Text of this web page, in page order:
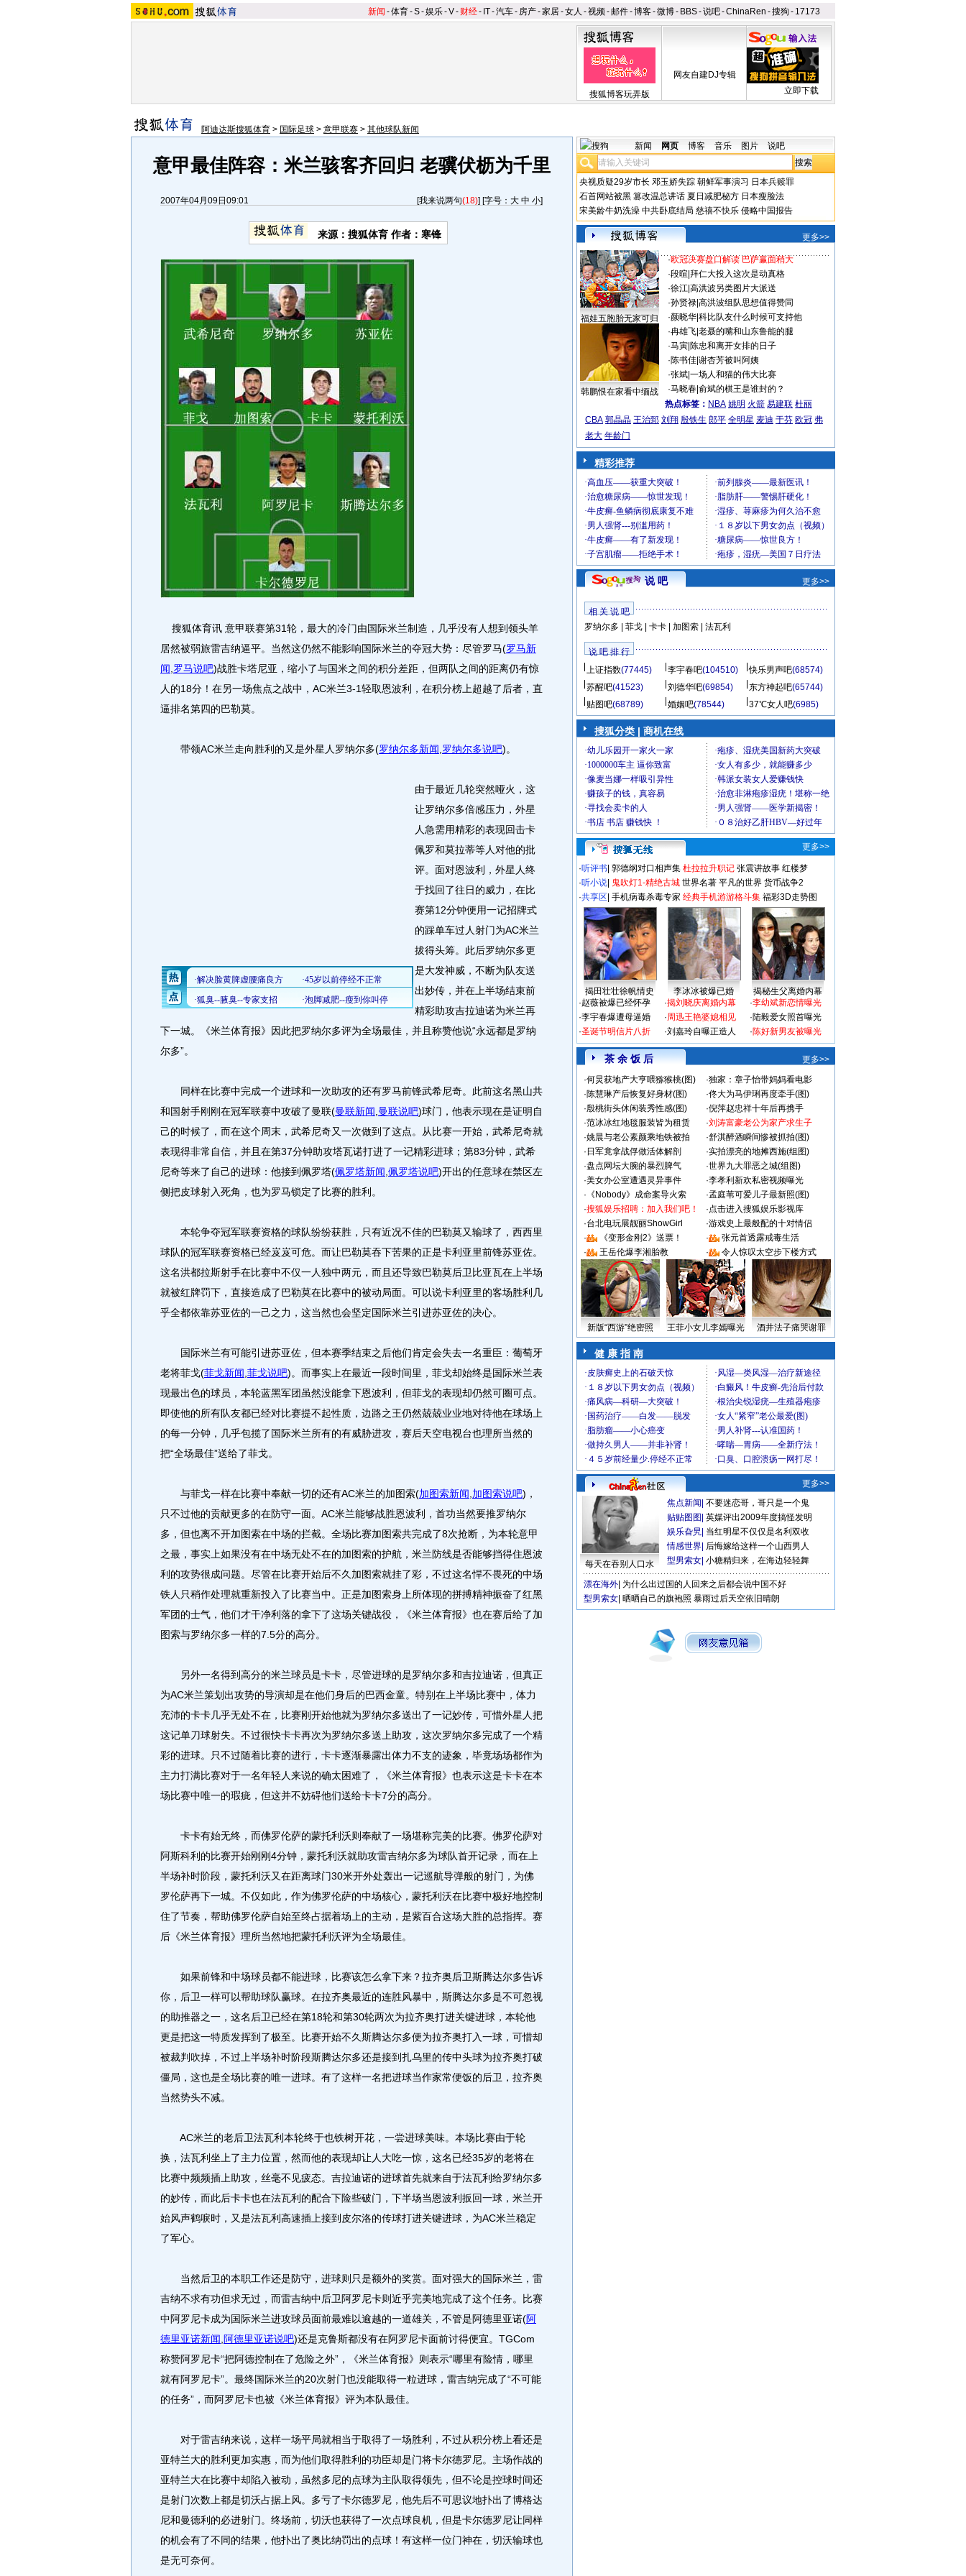
新闻 -体育-S-娱乐-V- 财经- IT-汽车- 房产-家居-女人 -视频-邮件-博客-微博- BBS-说吧-ChinaRen -搜狗 - 17173
搜狐博客玩弄版
网友自建DJ专辑
立即下载
阿迪达斯搜狐体育 > 国际足球 > 意甲联赛 > 其他球队新闻
意甲最佳阵容：米兰骇客齐回归 老骥伏枥为千里
2007年04月09日09:01 [我来说两句(18)] [字号： 大 中 小]
来源：搜狐体育 作者：寒锋
搜狐体育讯 意甲联赛第31轮，最大的冷门由国际米兰制造，几乎没有人想到领头羊
居然被弱旅雷吉纳逼平。当然这仍然不能影响国际米兰的夺冠大势：尽管罗马(罗马新
闻 罗马说吧)战胜卡塔尼亚，缩小了与国米之间的积分差距，但两队之间的距离仍有惊
人的18分！在另一场焦点之战中，AC米兰3-1轻取恩波利，在积分榜上超越了后者，直
逼排名第四的巴勒莫。
带领AC米兰走向胜利的又是外星人罗纳尔多(罗纳尔多新闻 罗纳尔多说吧)。
由于最近几轮突然哑火，这
让罗纳尔多倍感压力，外星
人急需用精彩的表现回击卡
佩罗和莫拉蒂等人对他的批
评。面对恩波利，外星人终
于找回了往日的威力，在比
赛第12分钟便用一记招牌式
的踩单车过人射门为AC米兰
拔得头筹。此后罗纳尔多更
是大发神威，不断为队友送
出妙传，并在上半场结束前
精彩助攻吉拉迪诺为米兰再
下一城。《米兰体育报》因此把罗纳尔多评为全场最佳，并且称赞他说“永远都是罗纳
尔多”。
同样在比赛中完成一个进球和一次助攻的还有罗马前锋武希尼奇。此前这名黑山共
和国射手刚刚在冠军联赛中攻破了曼联(曼联新闻 曼联说吧)球门，他表示现在是证明自
己的时候了，而在这个周末，武希尼奇又一次做到了这点。从比赛一开始，武希尼奇就
表现得非常自信，并且在第37分钟助攻塔瓦诺打进了一记精彩进球；第83分钟，武希
尼奇等来了自己的进球：他接到佩罗塔(佩罗塔新闻 佩罗塔说吧)开出的任意球在禁区左
侧把皮球射入死角，也为罗马锁定了比赛的胜利。
本轮争夺冠军联赛资格的球队纷纷获胜，只有近况不佳的巴勒莫又输球了，西西里
球队的冠军联赛资格已经岌岌可危。而让巴勒莫吞下苦果的正是卡利亚里前锋苏亚佐。
这名洪都拉斯射手在比赛中不仅一人独中两元，而且还导致巴勒莫后卫比亚瓦在上半场
就被红牌罚下，直接造成了巴勒莫在比赛中的被动局面。可以说卡利亚里的客场胜利几
乎全都依靠苏亚佐的一己之力，这当然也会坚定国际米兰引进苏亚佐的决心。
国际米兰有可能引进苏亚佐，但本赛季结束之后他们肯定会失去一名重臣：葡萄牙
老将菲戈(菲戈新闻 菲戈说吧)。而事实上在最近一段时间里，菲戈却始终是国际米兰表
现最出色的球员，本轮蓝黑军团虽然没能拿下恩波利，但菲戈的表现却仍然可圈可点。
即使他的所有队友都已经对比赛提不起性质，边路之王仍然兢兢业业地对待他在球场上
的每一分钟，几乎包揽了国际米兰所有的有威胁进攻，赛后天空电视台也理所当然的
把“全场最佳”送给了菲戈。
与菲戈一样在比赛中奉献一切的还有AC米兰的加图索(加图索新闻 加图索说吧) ，
只不过他的贡献更多的在防守一面。AC米兰能够战胜恩波利，首功当然要推罗纳尔
多，但也离不开加图索在中场的拦截。全场比赛加图索共完成了8次抢断，为本轮意甲
之最，事实上如果没有在中场无处不在的加图索的护航，米兰防线是否能够挡得住恩波
利的攻势很成问题。尽管在比赛开始后不久加图索就挂了彩，不过这名悍不畏死的中场
铁人只稍作处理就重新投入了比赛当中。正是加图索身上所体现的拼搏精神振奋了红黑
军团的士气，他们才干净利落的拿下了这场关键战役，《米兰体育报》也在赛后给了加
图索与罗纳尔多一样的7.5分的高分。
另外一名得到高分的米兰球员是卡卡，尽管进球的是罗纳尔多和吉拉迪诺，但真正
为AC米兰策划出攻势的导演却是在他们身后的巴西金童。特别在上半场比赛中，体力
充沛的卡卡几乎无处不在，比赛刚开始他就为罗纳尔多送出了一记妙传，可惜外星人把
这记单刀球射失。不过很快卡卡再次为罗纳尔多送上助攻，这次罗纳尔多完成了一个精
彩的进球。只不过随着比赛的进行，卡卡逐渐暴露出体力不支的迹象，毕竟场场都作为
主力打满比赛对于一名年轻人来说的确太困难了，《米兰体育报》也表示这是卡卡在本
场比赛中唯一的瑕疵，但这并不妨碍他们送给卡卡7分的高分。
卡卡有始无终，而佛罗伦萨的蒙托利沃则奉献了一场堪称完美的比赛。佛罗伦萨对
阿斯科利的比赛开始刚刚4分钟，蒙托利沃就助攻雷吉纳尔多为球队首开记录，而在上
半场补时阶段，蒙托利沃又在距离球门30米开外处轰出一记巡航导弹般的射门，为佛
罗伦萨再下一城。不仅如此，作为佛罗伦萨的中场核心，蒙托利沃在比赛中极好地控制
住了节奏，帮助佛罗伦萨自始至终占据着场上的主动，是紫百合这场大胜的总指挥。赛
后《米兰体育报》理所当然地把蒙托利沃评为全场最佳。
如果前锋和中场球员都不能进球，比赛该怎么拿下来？拉齐奥后卫斯腾达尔多告诉
你，后卫一样可以帮助球队赢球。在拉齐奥最近的连胜风暴中，斯腾达尔多是不可忽视
的助推器之一，这名后卫已经在第18轮和第30轮两次为拉齐奥打进关键进球，本轮他
更是把这一特质发挥到了极至。比赛开始不久斯腾达尔多便为拉齐奥打入一球，可惜却
被裁判吹掉，不过上半场补时阶段斯腾达尔多还是接到扎乌里的传中头球为拉齐奥打破
僵局，这也是全场比赛的唯一进球。有了这样一名把进球当作家常便饭的后卫，拉齐奥
当然势头不减。
AC米兰的老后卫法瓦利本轮终于也铁树开花，一尝进球美味。本场比赛由于轮
换，法瓦利坐上了主力位置，然而他的表现却让人大吃一惊，这名已经35岁的老将在
比赛中频频插上助攻，丝毫不见疲态。吉拉迪诺的进球首先就来自于法瓦利给罗纳尔多
的妙传，而此后卡卡也在法瓦利的配合下险些破门，下半场当恩波利扳回一球，米兰开
始风声鹤唳时，又是法瓦利高速插上接到皮尔洛的传球打进关键进球，为AC米兰稳定
了军心。
当然后卫的本职工作还是防守，进球则只是额外的奖赏。面对强大的国际米兰，雷
吉纳不求有功但求无过，而雷吉纳中后卫阿罗尼卡则近乎完美地完成了这个任务。比赛
中阿罗尼卡成为国际米兰进攻球员面前最难以逾越的一道雄关，不管是阿德里亚诺(阿
德里亚诺新闻 阿德里亚诺说吧)还是克鲁斯都没有在阿罗尼卡面前讨得便宜。TGCom
称赞阿罗尼卡“把阿德控制在了危险之外”，《米兰体育报》则表示“哪里有险情，哪里
就有阿罗尼卡”。最终国际米兰的20次射门也没能取得一粒进球，雷吉纳完成了“不可能
的任务”，而阿罗尼卡也被《米兰体育报》评为本队最佳。
对于雷吉纳来说，这样一场平局就相当于取得了一场胜利，不过从积分榜上看还是
亚特兰大的胜利更加实惠，而为他们取得胜利的功臣却是门将卡尔德罗尼。主场作战的
亚特兰大在比赛中却陷入被动，虽然多尼的点球为主队取得领先，但不论是控球时间还
是射门次数上都是切沃占据上风。多亏了卡尔德罗尼，他先后不可思议地扑出了博格达
尼和曼德利的必进射门。终场前，切沃也获得了一次点球良机，但是卡尔德罗尼让同样
的机会有了不同的结果，他扑出了奥比纳罚出的点球！有这样一位门神在，切沃输球也
是无可奈何。
新闻 网页 博客 音乐 图片 说吧
央视质疑29岁市长 邓玉娇失踪 朝鲜军事演习 日本兵赎罪
石首网站被黑 篡改温总讲话 夏日减肥秘方 日本瘦脸法
宋美龄牛奶洗澡 中共卧底结局 慈禧不快乐 侵略中国报告
更多>>
福娃五胞胎无家可归
韩鹏恨在家看中缅战
·欧冠决赛盘口解读 巴萨赢面稍大
·段暄 拜仁大投入这次是动真格
·徐江| 高洪波另类图片大派送
·孙贤禄| 高洪波组队思想值得赞同
·颜晓华| 科比队友什么时候可支持他
·冉雄飞| 老聂的嘴和山东鲁能的腿
·马寅| 陈忠和离开女排的日子
·陈书佳| 谢杏芳被叫阿姨
·张斌| 一场人和猫的伟大比赛
·马晓春| 俞斌的棋王是谁封的？
热点标签： NBA 姚明 火箭 易建联 杜丽
CBA 郭晶晶 王治郅 刘翔 殷铁生 郎平 全明星 麦迪 于芬 欧冠 弗
老大 年龄门
精彩推荐
说 吧 更多>>
相 关 说 吧
罗纳尔多
菲戈| 卡卡| 加图索| 法瓦利
说 吧 排 行
上证指数(77445) 李宇春吧(104510) 快乐男声吧(68574)
苏醒吧(41523) 刘德华吧(69854) 东方神起吧(65744)
贴图吧(68789) 婚姻吧(78544) 37℃女人吧(6985)
搜狐分类 | 商机在线
更多>>
·听评书 郭德纲对口相声集 杜拉拉升职记 张震讲故事 红楼梦
·听小说 鬼吹灯1-精绝古城 世界名著 平凡的世界 货币战争2
·共享区 手机病毒杀毒专家 经典手机游游格斗集 福彩3D走势图
揭田壮壮徐帆情史 李冰冰被爆已婚
揭秘生父离婚内幕
·赵薇被爆已经怀孕
·李宇春爆遭母逼婚
·圣诞节明信片八折
·揭刘晓庆离婚内幕
·周迅王艳婆媳相见
·刘嘉玲自曝正造人
·李幼斌新恋情曝光
·陆毅爱女照首曝光
·陈好新男友被曝光
茶 余 饭 后
更多>>
·何炅获地产大亨喂猕猴桃(图) ·独家：章子怡带妈妈看电影
·陈慧琳产后恢复好身材(图) ·佟大为马伊琍再度牵手(图)
·殷桃街头休闲装秀性感(图) ·倪萍赵忠祥十年后再携手
·范冰冰红地毯服装皆为租赁 ·刘涛富豪老公为家产求生子
·姚晨与老公素颜乘地铁被拍 ·舒淇醉酒瞬间惨被抓拍(图)
· 日军竟拿战俘做活体解剖 ·实拍漂亮的地摊西施(组图)
·盘点网坛大腕的暴烈脾气 ·世界九大罪恶之城(组图)
·美女办公室遭遇灵异事件 ·李孝利新欢私密视频曝光
· 《Nobody》成命案导火索 ·孟庭苇可爱儿子最新照(图)
·搜狐娱乐招聘：加入我们吧！ ·点击进入搜狐娱乐影视库
·台北电玩展靓丽ShowGirl ·游戏史上最般配的十对情侣
·
《变形金刚2》送票！ ·
张元首透露戒毒生活
·
王岳伦爆李湘胎教 · 令人惊叹太空步下楼方式
新版“西游”绝密照 王菲小女儿李嫣曝光 酒井法子痛哭谢罪
健 康 指 南
更多>>
每天在吞别人口水
焦点新闻 不要迷恋哥，哥只是一个鬼
贴贴图图 英媒评出2009年度搞怪发明
娱乐旮旯 当红明星不仅仅是名利双收
情感世界 后悔嫁给这样一个山西男人
型男索女 小糖精归来，在海边轻轻舞
漂在海外 为什么出过国的人回来之后都会说中国不好
型男索女 晒晒自己的旗袍照 暴雨过后天空依旧晴朗